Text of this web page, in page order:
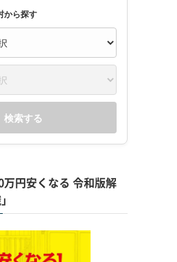
から探す
検索する
万円安くなる 令和版解